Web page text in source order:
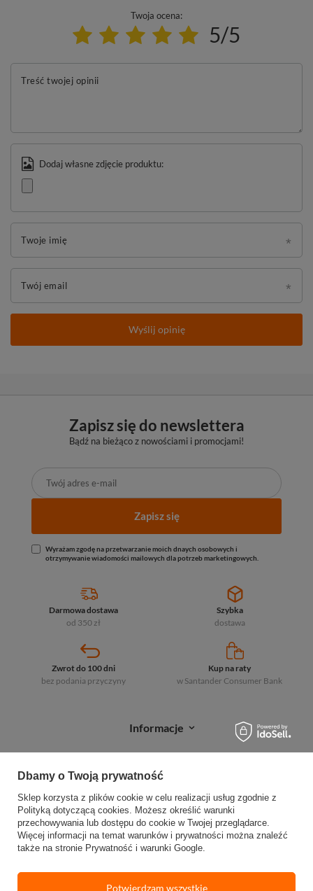
Twoja ocena:
5/5
Treść twojej opinii
Dodaj własne zdjęcie produktu:
Twoje imię
Twój email
Wyślij opinię
Zapisz się do newslettera
Bądź na bieżąco z nowościami i promocjami!
Zapisz się
Wyrażam zgodę na przetwarzanie moich dnaych osobowych i
otrzymywanie wiadomości mailowych dla potrzeb marketingowych.
Darmowa dostawa
od 350 zł
Szybka
dostawa
Zwrot do 100 dni
bez podania przyczyny
Kup na raty
w Santander Consumer Bank
Informacje
Moje zamówienia
Sprawdź status zamówienia
Śledź przesyłkę
Dbamy o Twoją prywatność
Sklep korzysta z plików cookie w celu realizacji usług zgodnie z
Polityką dotyczącą cookies. Możesz określić warunki
przechowywania lub dostępu do cookie w Twojej przeglądarce.
Więcej informacji na temat warunków i prywatności można znaleźć
także na stronie Prywatność i warunki Google.
Potwierdzam wszystkie